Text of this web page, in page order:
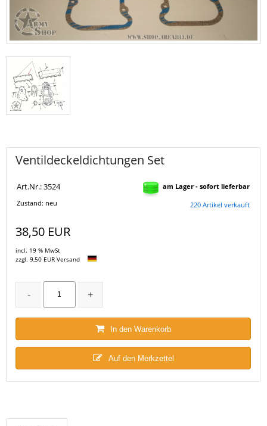
Ventildeckeldichtungen Set
Art.Nr.: 3524
Zustand: neu
am Lager - sofort lieferbar
220 Artikel verkauft
38,50 EUR
incl. 19 % MwSt
zzgl. 9,50 EUR Versand
In den Warenkorb
Auf den Merkzettel